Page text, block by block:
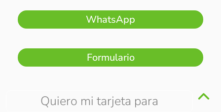
WhatsApp
Formulario
Quiero mi tarjeta para